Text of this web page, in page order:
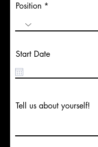
Position
Start Date
Tell us about yourself!